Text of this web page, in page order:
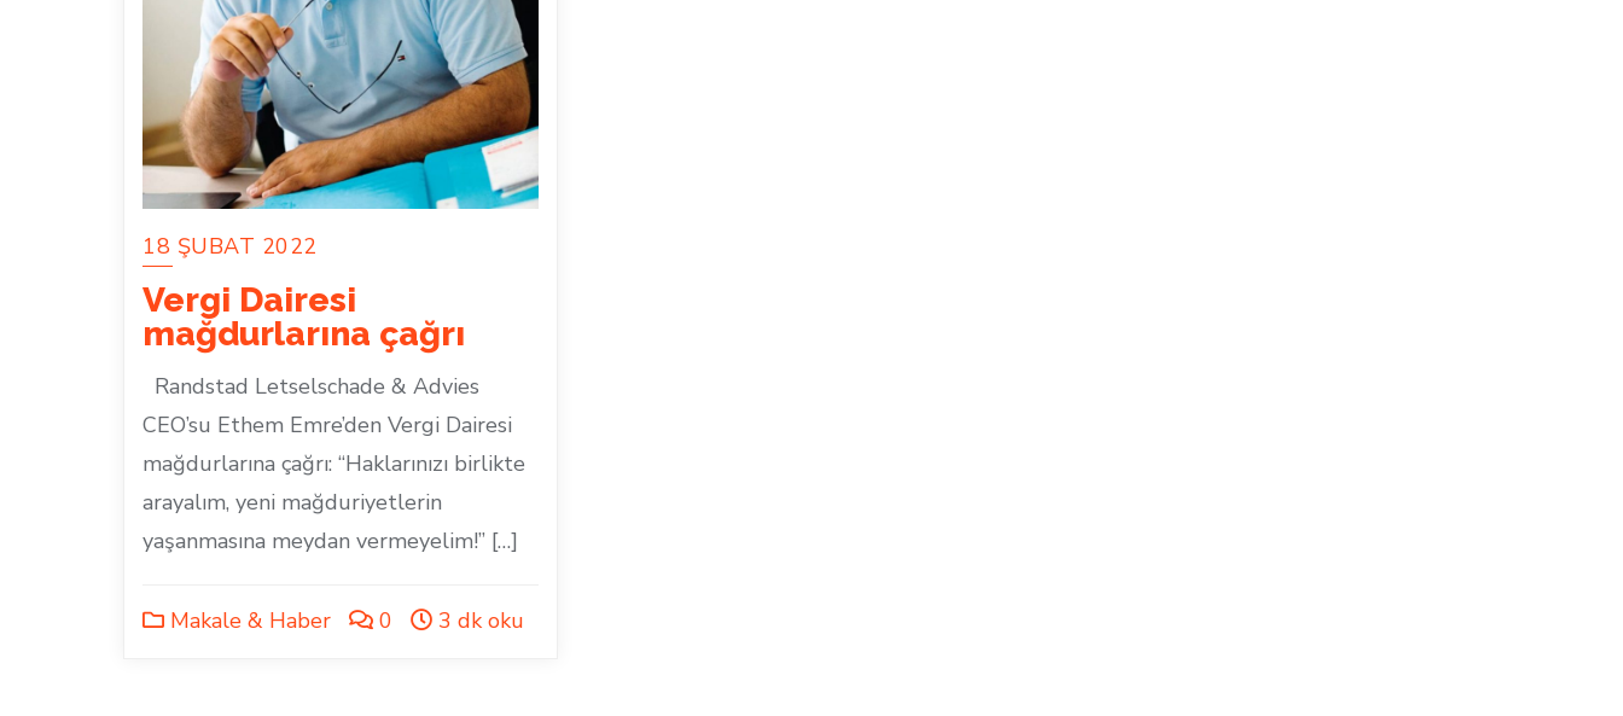
18 ŞUBAT 2022
Vergi Dairesi
mağdurlarına çağrı
Randstad Letselschade & Advies
CEO’su Ethem Emre’den Vergi Dairesi
mağdurlarına çağrı: “Haklarınızı birlikte
arayalım, yeni mağduriyetlerin
yaşanmasına meydan vermeyelim!” […]
Makale & Haber 0 3 dk oku